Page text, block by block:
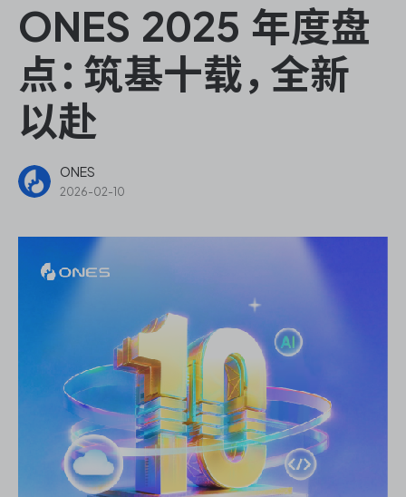
ONES Assistant
敏捷研发管理
瀑布项目管理
DevOps
资源和工时管理
ONES 2025 年度盘
点：筑基十载，全新
以赴
ONES
2026-02-10